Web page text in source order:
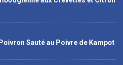
Sauté au Poivre de Kampot